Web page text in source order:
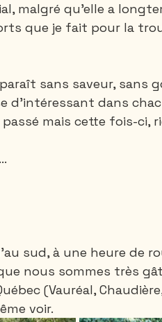
Thailande Vietnam
malgré qu'elle a
que je fait pour la
sans saveur, sans
d'intéressant dans
mais cette fois-ci,
sud, à une heure de
nous sommes très
(Vauréal,
voir.